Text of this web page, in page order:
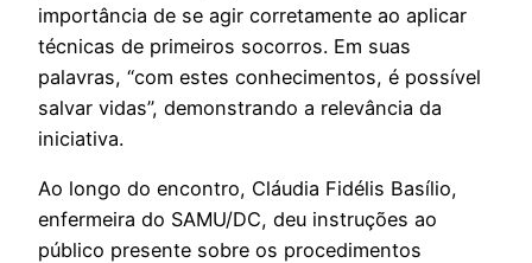
importância de se agir corretamente ao aplicar
técnicas de primeiros socorros. Em suas
palavras, “com estes conhecimentos, é possível
salvar vidas”, demonstrando a relevância da
iniciativa.
Ao longo do encontro, Cláudia Fidélis Basílio,
enfermeira do SAMU/DC, deu instruções ao
público presente sobre os procedimentos